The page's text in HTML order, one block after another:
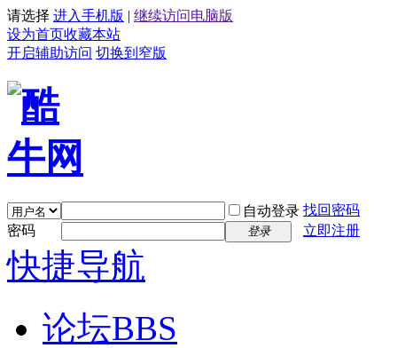
请选择 进入手机版 | 继续访问电脑版
设为首页收藏本站
开启辅助访问 切换到窄版
自动登录 找回密码
密码
登录 立即注册
快捷导航
论坛BBS